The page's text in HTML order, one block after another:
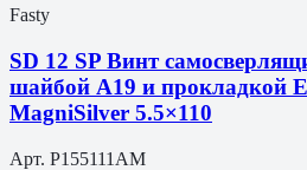
Fasty
SD 12 SP Винт
шайбой A19 и прокладкой
MagniSilver 5.5×110
Арт. P155111AM